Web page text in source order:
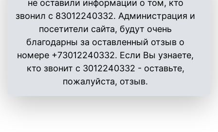
не оставили информации о том, кто
звонил с 83012240332. Администрация и
посетители сайта, будут очень
благодарны за оставленный отзыв о
номере +73012240332. Если Вы узнаете,
кто звонит с 3012240332 - оставьте,
пожалуйста, отзыв.